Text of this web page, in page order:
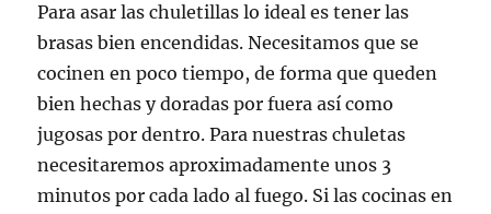
Para asar las chuletillas lo ideal es tener las
brasas bien encendidas. Necesitamos que se
cocinen en poco tiempo, de forma que queden
bien hechas y doradas por fuera así como
jugosas por dentro. Para nuestras chuletas
necesitaremos aproximadamente unos 3
minutos por cada lado al fuego. Si las cocinas en